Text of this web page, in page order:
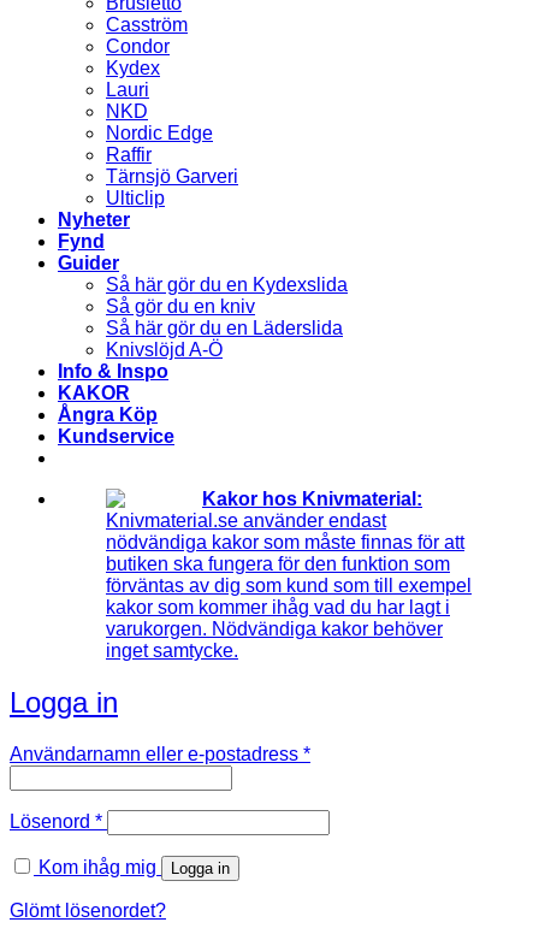
Casström
Condor
Kydex
Lauri
NKD
Nordic Edge
Raffir
Tärnsjö Garveri
Ulticlip
Nyheter
Fynd
Guider
Så här gör du en Kydexslida
Så gör du en kniv
Så här gör du en Läderslida
Knivslöjd A-Ö
Info & Inspo
KAKOR
Ångra Köp
Kundservice
Kakor hos Knivmaterial:
Knivmaterial.se använder endast
nödvändiga kakor som måste finnas för att
butiken ska fungera för den funktion som
förväntas av dig som kund som till exempel
kakor som kommer ihåg vad du har lagt i
varukorgen. Nödvändiga kakor behöver
inget samtycke.
Logga in
Användarnamn eller e-postadress *Obligatoriskt
Lösenord *Obligatoriskt
Kom ihåg mig Logga in
Glömt lösenordet?